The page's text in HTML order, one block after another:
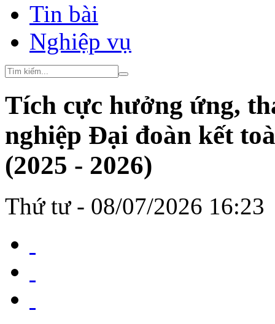
Tin bài
Nghiệp vụ
Tích cực hưởng ứng,
nghiệp Đại đoàn kết
(2025 - 2026)
Thứ tư - 08/07/2026 16:23